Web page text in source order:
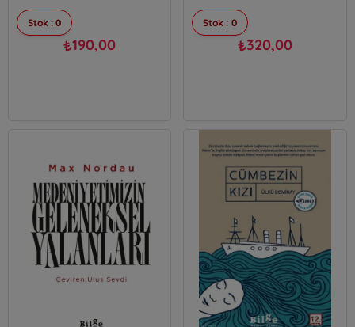
Stok : 0
₺190,00
Stok : 0
₺320,00